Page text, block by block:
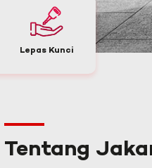
Lepas Kunci
Tentang